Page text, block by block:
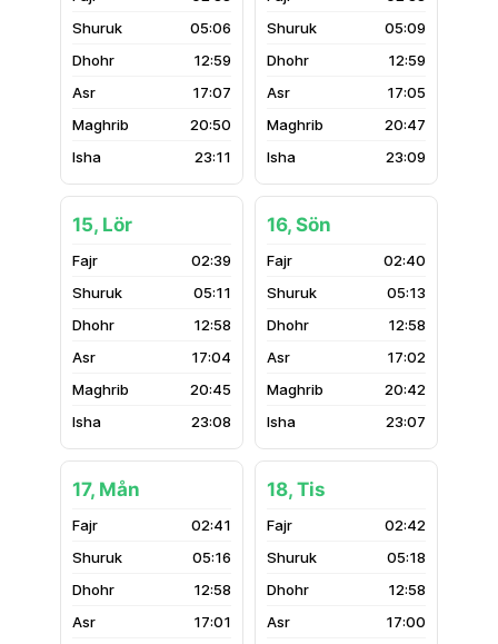
05:06
12:59
17:07
20:50
23:11
05:09
12:59
17:05
20:47
23:09
15, Lör
02:39
05:11
12:58
17:04
20:45
23:08
16, Sön
02:40
05:13
12:58
17:02
20:42
23:07
17, Mån
02:41
05:16
12:58
17:01
18, Tis
02:42
05:18
12:58
17:00